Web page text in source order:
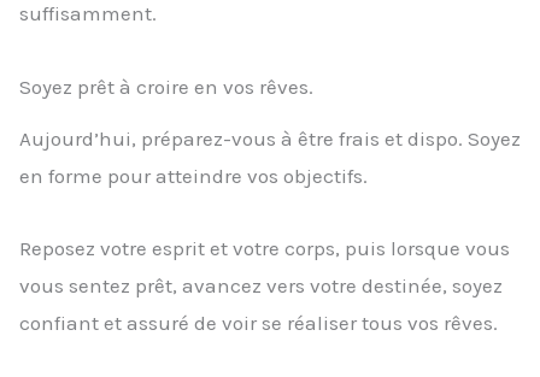
suffisamment.
Soyez prêt à croire en vos rêves.
Aujourd’hui, préparez-vous à être frais et dispo. Soyez
en forme pour atteindre vos objectifs.
Reposez votre esprit et votre corps, puis lorsque vous
vous sentez prêt, avancez vers votre destinée, soyez
confiant et assuré de voir se réaliser tous vos rêves.